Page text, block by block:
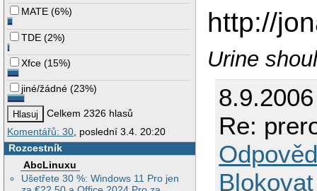
MATE (6%)
TDE (2%)
Xfce (15%)
jiné/žádné (23%)
Celkem 2326 hlasů
Komentářů: 30 , poslední 3.4. 20:20
Rozcestník
AbcLinuxu
Ušetřete 30 %: Windows 11 Pro jen
http://
Urine
Re:
Blokovat